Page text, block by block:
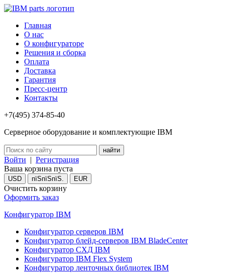
Главная
О нас
О конфигураторе
Решения и сборка
Оплата
Доставка
Гарантия
Пресс-центр
Контакты
+7(495) 374-85-40
Серверное оборудование и комплектующие IBM
Войти | Регистрация
Ваша корзина пуста
USD пїЅпїЅпїЅ. EUR
Очистить корзину
Оформить заказ
Конфигуратор IBM
Конфигуратор серверов IBM
Конфигуратор блейд-серверов IBM BladeCenter
Конфигуратор СХД IBM
Конфигуратор IBM Flex System
Конфигуратор ленточных библиотек IBM